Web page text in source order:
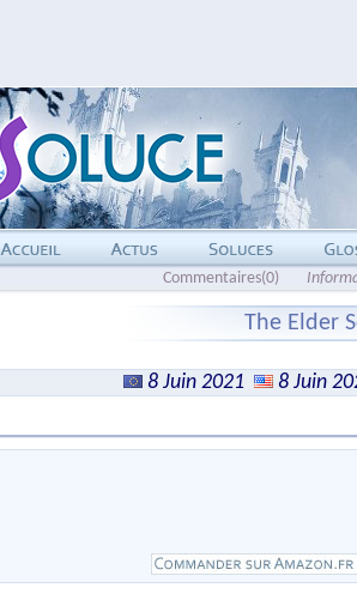
Commentaires(0)
The Elder
8 Juin 2021
8 Juin